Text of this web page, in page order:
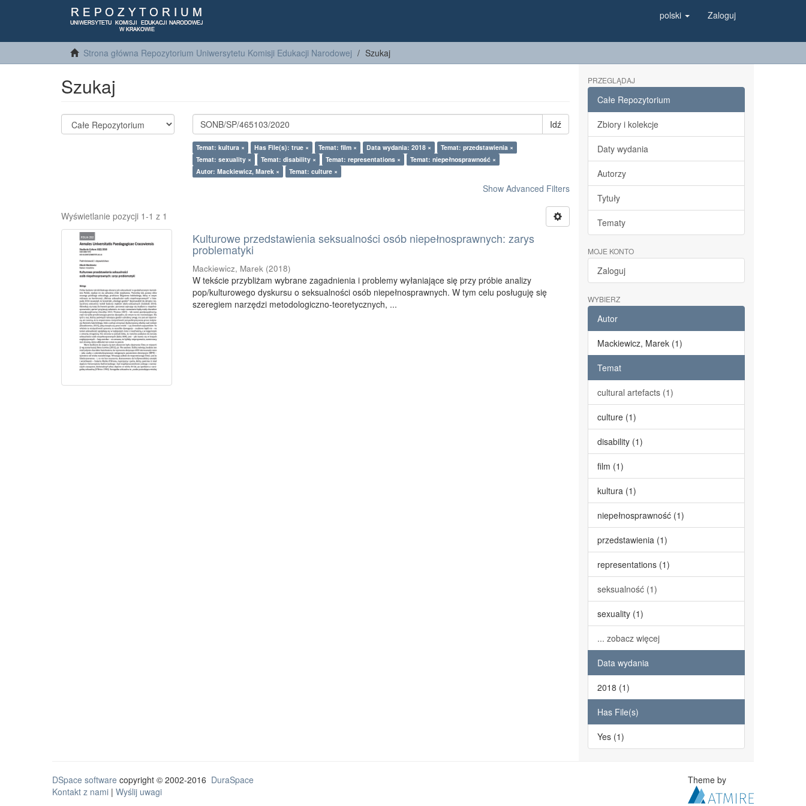
polski Zaloguj
Strona główna Repozytorium Uniwersytetu Komisji Edukacji Narodowej Szukaj
Szukaj
Idź
Temat: kultura × Has File(s): true × Temat: film × Data wydania: 2018 ×
Temat: przedstawienia ×
Temat: sexuality ×
Temat: disability × Temat: representations ×
Temat: niepełnosprawność ×
Autor: Mackiewicz, Marek ×
Temat: culture ×
Show Advanced Filters
Wyświetlanie pozycji 1-1 z 1
Kulturowe przedstawienia seksualności osób niepełnosprawnych: zarys
problematyki
Mackiewicz, Marek (2018)
W tekście przybliżam wybrane zagadnienia i problemy wyłaniające się przy próbie analizy
pop/kulturowego dyskursu o seksualności osób niepełnosprawnych. W tym celu posługuję się
szeregiem narzędzi metodologiczno-teoretycznych, ...
PRZEGLĄDAJ
Całe Repozytorium
Zbiory i kolekcje
Daty wydania
Autorzy
Tytuły
Tematy
MOJE KONTO
Zaloguj
WYBIERZ
Autor
Mackiewicz, Marek (1)
Temat
cultural artefacts (1)
culture (1)
disability (1)
film (1)
kultura (1)
niepełnosprawność (1)
przedstawienia (1)
representations (1)
seksualność (1)
sexuality (1)
... zobacz więcej
Data wydania
2018 (1)
Has File(s)
Yes (1)
DSpace software copyright © 2002-2016 DuraSpace
Kontakt z nami | Wyślij uwagi
Theme by